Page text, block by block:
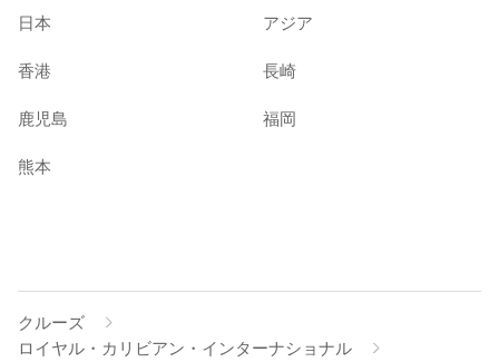
日本 アジア
香港 長崎
鹿児島 福岡
熊本
クルーズ
ロイヤル・カリビアン・インターナショナル